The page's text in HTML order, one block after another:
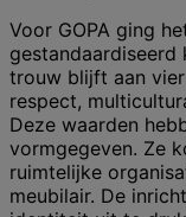
Voor GOPA ging
gestandaardiseerd
trouw blijft aan
respect,
Deze waarden
vormgegeven. Ze
ruimtelijke
meubilair. De